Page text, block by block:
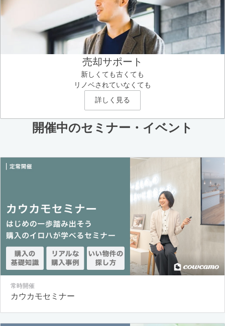
売却サポート
新しくても古くても
リノベされていなくても
詳しく見る
開催中のセミナー・イベント
常時開催
カウカモセミナー